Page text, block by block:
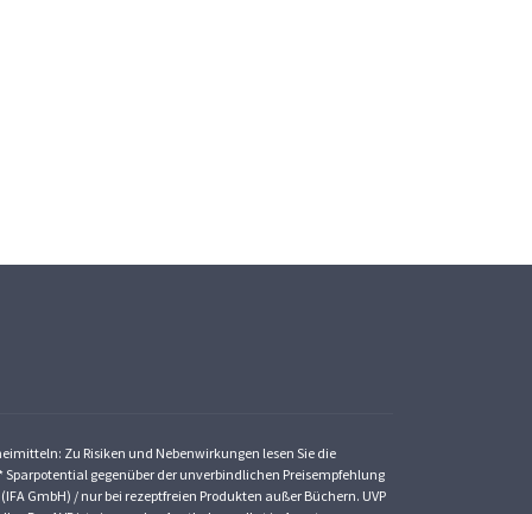
Zu Risiken und Nebenwirkungen lesen Sie die
Sparpotential gegenüber der unverbindlichen Preisempfehlung
GmbH) / nur bei rezeptfreien Produkten außer Büchern. UVP